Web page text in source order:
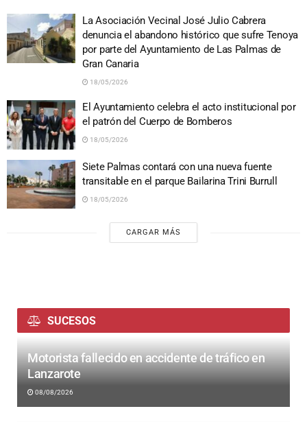
La Asociación Vecinal José Julio Cabrera
denuncia el abandono histórico que sufre Tenoya
por parte del Ayuntamiento de Las Palmas de
Gran Canaria
18/05/2026
El Ayuntamiento celebra el acto institucional por
el patrón del Cuerpo de Bomberos
18/05/2026
Siete Palmas contará con una nueva fuente
transitable en el parque Bailarina Trini Burrull
18/05/2026
CARGAR MÁS
SUCESOS
Motorista fallecido en accidente de tráfico en
Lanzarote
08/08/2026